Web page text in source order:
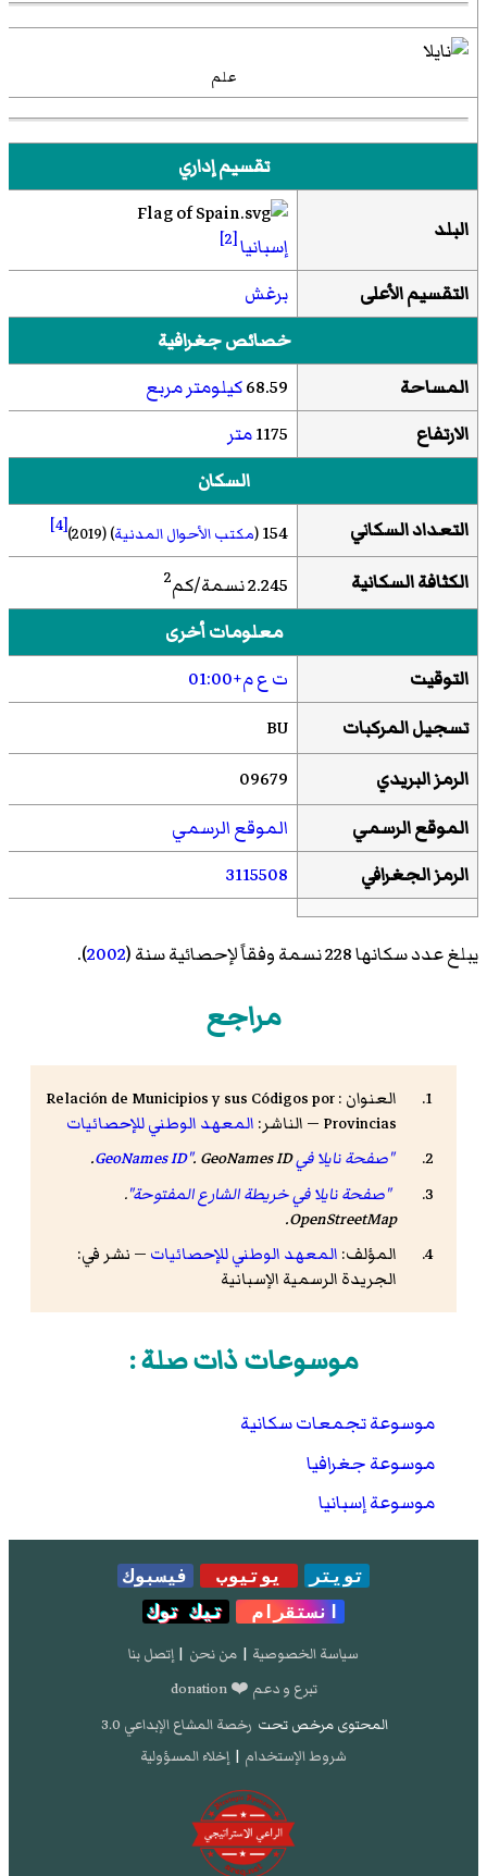
علم
تقسيم إداري
البلد
إسبانيا[2]
التقسيم الأعلى
برغش
خصائص جغرافية
المساحة
68.59كيلومتر مربع
الارتفاع
1175متر
السكان
التعداد السكاني
154
(مكتب الأحوال المدنية)
(2019)
[4]
الكثافة السكانية 2.245 نسمة/كم 2
معلومات أخرى
التوقيت
ت ع م+01:00
تسجيل المركبات
BU
الرمز البريدي
09679
الموقع الرسمي
الموقع الرسمي
الرمز الجغرافي
3115508
يبلغ عدد سكانها 228 نسمة وفقاً لإحصائية سنة ( 2002
).
مراجع
العنوان : Relación de Municipios y sus Códigos por
Provincias — الناشر:
المعهد الوطني للإحصائيات
"صفحة نايلا في GeoNames ID"
. GeoNames ID
.
"صفحة نايلا في خريطة الشارع المفتوحة".
OpenStreetMap
.
المؤلف: المعهد الوطني للإحصائيات — نشر في:
الجريدة الرسمية الإسبانية
موسوعات ذات صلة :
موسوعة تجمعات سكانية
موسوعة جغرافيا
موسوعة إسبانيا
تويتر يوتيوب
فيسبوك
انستقرام
تيك توك
سياسة الخصوصية | من نحن | إتصل بنا
تبرع و دعم ❤️ donation
المحتوى مرخص تحت رخصة المشاع الإبداعي 3.0
شروط الإستخدام | إخلاء المسؤولية